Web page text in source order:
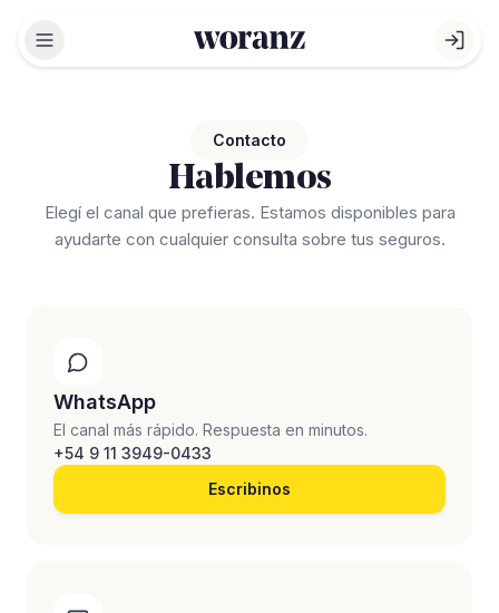
Abrir menú Abrir
Contacto
Hablemos
Elegí el canal que prefieras. Estamos disponibles para
ayudarte con cualquier consulta sobre tus seguros.
WhatsApp
El canal más rápido. Respuesta en minutos.
+54 9 11 3949-0433
Escribinos